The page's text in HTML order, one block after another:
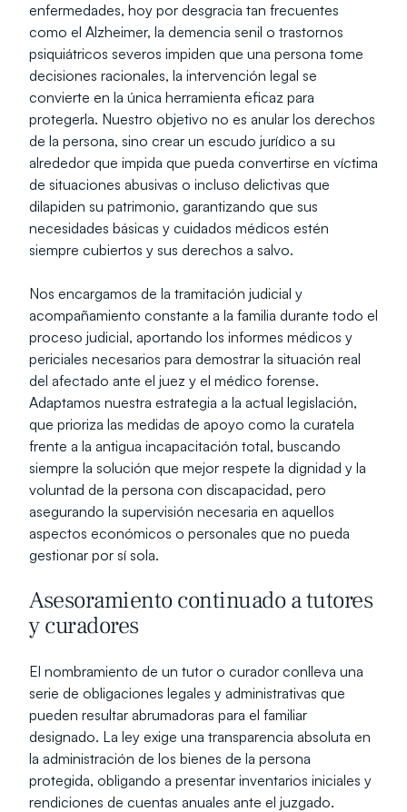
enfermedades, hoy por desgracia tan frecuentes
como el Alzheimer, la demencia senil o trastornos
psiquiátricos severos impiden que una persona tome
decisiones racionales, la intervención legal se
convierte en la única herramienta eficaz para
protegerla. Nuestro objetivo no es anular los derechos
de la persona, sino crear un escudo jurídico a su
alrededor que impida que pueda convertirse en víctima
de situaciones abusivas o incluso delictivas que
dilapiden su patrimonio, garantizando que sus
necesidades básicas y cuidados médicos estén
siempre cubiertos y sus derechos a salvo.
Nos encargamos de la tramitación judicial y
acompañamiento constante a la familia durante todo el
proceso judicial, aportando los informes médicos y
periciales necesarios para demostrar la situación real
del afectado ante el juez y el médico forense.
Adaptamos nuestra estrategia a la actual legislación,
que prioriza las medidas de apoyo como la curatela
frente a la antigua incapacitación total, buscando
siempre la solución que mejor respete la dignidad y la
voluntad de la persona con discapacidad, pero
asegurando la supervisión necesaria en aquellos
aspectos económicos o personales que no pueda
gestionar por sí sola.
Asesoramiento continuado a tutores
y curadores
El nombramiento de un tutor o curador conlleva una
serie de obligaciones legales y administrativas que
pueden resultar abrumadoras para el familiar
designado. La ley exige una transparencia absoluta en
la administración de los bienes de la persona
protegida, obligando a presentar inventarios iniciales y
rendiciones de cuentas anuales ante el juzgado.